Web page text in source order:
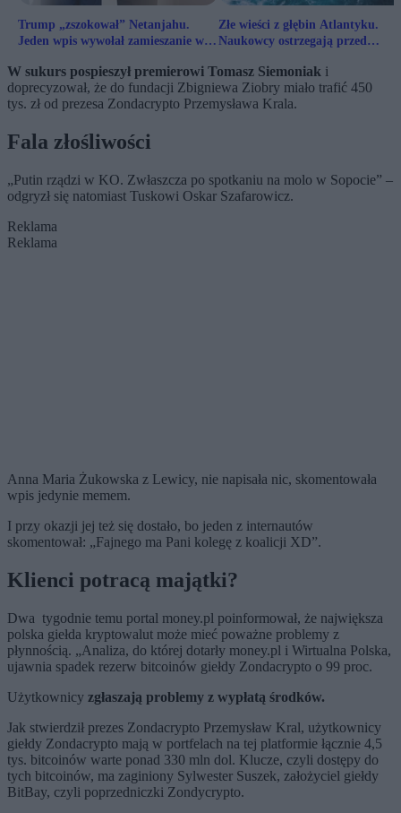
Trump „zszokował” Netanjahu.
Jeden wpis wywołał zamieszanie w
Złe wieści z głębin Atlantyku.
Naukowcy ostrzegają przed
W sukurs pospieszył premierowi Tomasz Siemoniak i
doprecyzował, że do fundacji Zbigniewa Ziobry miało trafić 450
tys. zł od prezesa Zondacrypto Przemysława Krala.
Fala złośliwości
„Putin rządzi w KO. Zwłaszcza po spotkaniu na molo w Sopocie” –
odgryzł się natomiast Tuskowi Oskar Szafarowicz.
Reklama
Reklama
Anna Maria Żukowska z Lewicy, nie napisała nic, skomentowała
wpis jedynie memem.
I przy okazji jej też się dostało, bo jeden z internautów
skomentował: „Fajnego ma Pani kolegę z koalicji XD”.
Klienci potracą majątki?
Dwa tygodnie temu portal money.pl poinformował, że największa
polska giełda kryptowalut może mieć poważne problemy z
płynnością. „Analiza, do której dotarły money.pl i Wirtualna Polska,
ujawnia spadek rezerw bitcoinów giełdy Zondacrypto o 99 proc.
Użytkownicy zgłaszają problemy z wypłatą środków.
Jak stwierdził prezes Zondacrypto Przemysław Kral, użytkownicy
giełdy Zondacrypto mają w portfelach na tej platformie łącznie 4,5
tys. bitcoinów warte ponad 330 mln dol. Klucze, czyli dostępy do
tych bitcoinów, ma zaginiony Sylwester Suszek, założyciel giełdy
BitBay, czyli poprzedniczki Zondycrypto.